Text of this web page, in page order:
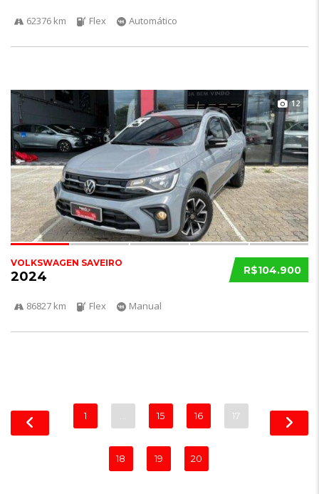
62376 km Flex Automático
12
R$104.900
VOLKSWAGEN SAVEIRO
2024
86827 km Flex Manual
1 15 16 17
18 19 20